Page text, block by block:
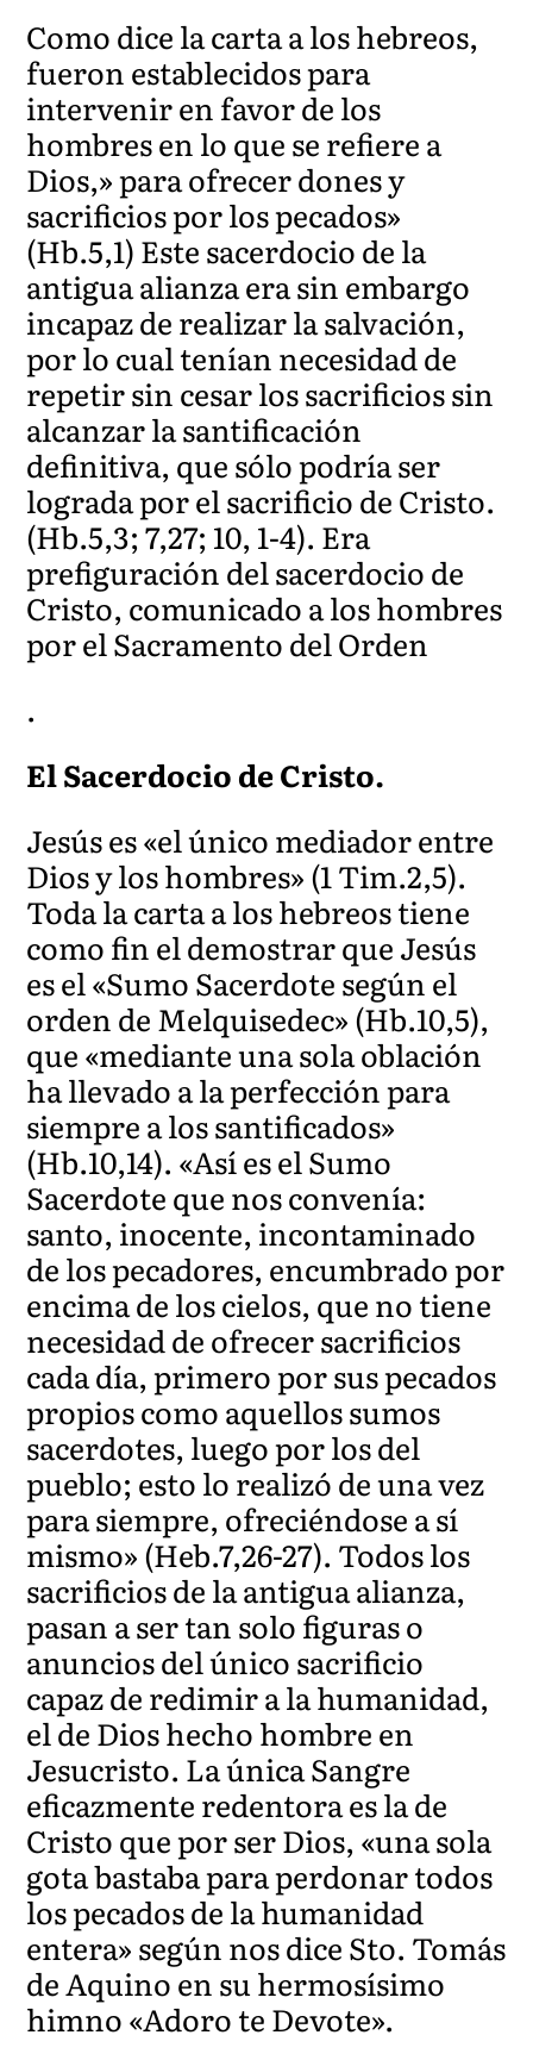
Como dice la carta a los hebreos,
fueron establecidos para
intervenir en favor de los
hombres en lo que se refiere a
Dios,» para ofrecer dones y
sacrificios por los pecados»
(Hb.5,1) Este sacerdocio de la
antigua alianza era sin embargo
incapaz de realizar la salvación,
por lo cual tenían necesidad de
repetir sin cesar los sacrificios sin
alcanzar la santificación
definitiva, que sólo podría ser
lograda por el sacrificio de Cristo.
(Hb.5,3; 7,27; 10, 1-4). Era
prefiguración del sacerdocio de
Cristo, comunicado a los hombres
por el Sacramento del Orden
.
El Sacerdocio de Cristo.
Jesús es «el único mediador entre
Dios y los hombres» (1 Tim.2,5).
Toda la carta a los hebreos tiene
como fin el demostrar que Jesús
es el «Sumo Sacerdote según el
orden de Melquisedec» (Hb.10,5),
que «mediante una sola oblación
ha llevado a la perfección para
siempre a los santificados»
(Hb.10,14). «Así es el Sumo
Sacerdote que nos convenía:
santo, inocente, incontaminado
de los pecadores, encumbrado por
encima de los cielos, que no tiene
necesidad de ofrecer sacrificios
cada día, primero por sus pecados
propios como aquellos sumos
sacerdotes, luego por los del
pueblo; esto lo realizó de una vez
para siempre, ofreciéndose a sí
mismo» (Heb.7,26-27). Todos los
sacrificios de la antigua alianza,
pasan a ser tan solo figuras o
anuncios del único sacrificio
capaz de redimir a la humanidad,
el de Dios hecho hombre en
Jesucristo. La única Sangre
eficazmente redentora es la de
Cristo que por ser Dios, «una sola
gota bastaba para perdonar todos
los pecados de la humanidad
entera» según nos dice Sto. Tomás
de Aquino en su hermosísimo
himno «Adoro te Devote».